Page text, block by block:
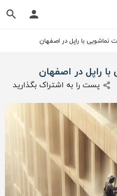
نماشویی با راپل در اصفهان
راپل در اصفهان
پست را به اشتراک بگذارید